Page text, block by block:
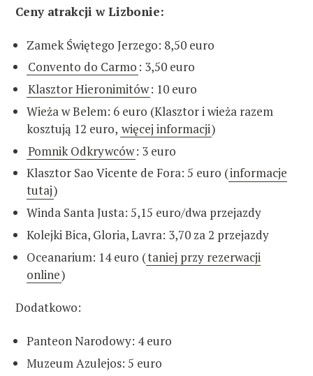
Ceny atrakcji w Lizbonie:
Zamek Świętego Jerzego: 8,50 euro
Convento do Carmo : 3,50 euro
Klasztor Hieronimitów: 10 euro
Wieża w Belem: 6 euro (Klasztor i wieża razem
kosztują 12 euro, więcej informacji)
Pomnik Odkrywców: 3 euro
Klasztor Sao Vicente de Fora: 5 euro (informacje
tutaj)
Winda Santa Justa: 5,15 euro/dwa przejazdy
Kolejki Bica, Gloria, Lavra: 3,70 za 2 przejazdy
Oceanarium: 14 euro (taniej przy rezerwacji
online)
Dodatkowo:
Panteon Narodowy: 4 euro
Muzeum Azulejos: 5 euro